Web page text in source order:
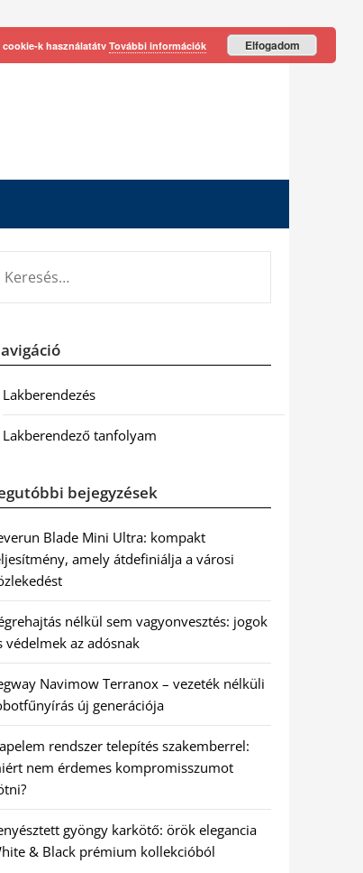
Lakberendezés
Lakberendező tanfolyam
bejegyzések
Blade Mini Ultra: kompakt
amely átdefiniálja a városi
nélkül sem vagyonvesztés: jogok
védelmek az adósnak
Navimow Terranox – vezeték nélküli
új generációja
rendszer telepítés szakemberrel:
nem érdemes kompromisszumot
gyöngy karkötő: örök elegancia
& Black prémium kollekcióból
k használatátv További információk Elfogadom